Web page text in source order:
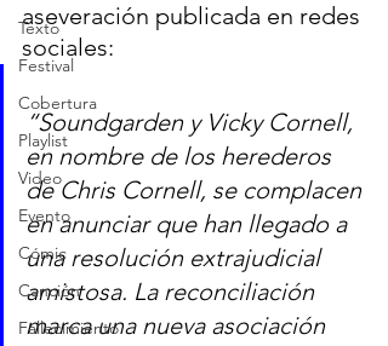
Texto
Festival
Cobertura
Playlist
Video
Evento
Cómic
Canción
Fallecimiento
aseveración publicada en redes
sociales:
“Soundgarden y Vicky Cornell,
en nombre de los herederos
de Chris Cornell, se complacen
en anunciar que han llegado a
una resolución extrajudicial
amistosa. La reconciliación
marca una nueva asociación